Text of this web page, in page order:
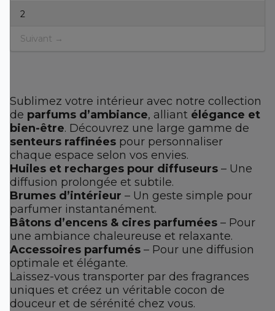
2
Suivant →
Sublimez votre intérieur avec notre collection
de parfums d’ambiance, alliant élégance et
bien-être. Découvrez une large gamme de
senteurs raffinées pour personnaliser
chaque espace selon vos envies.
Huiles et recharges pour diffuseurs – Une
diffusion prolongée et subtile.
Brumes d’intérieur – Un geste simple pour
parfumer instantanément.
Bâtons d’encens & cires parfumées – Pour
une ambiance chaleureuse et relaxante.
Accessoires parfumés – Pour une diffusion
optimale et élégante.
Laissez-vous transporter par des fragrances
uniques et créez un véritable cocon de
douceur et de sérénité chez vous.